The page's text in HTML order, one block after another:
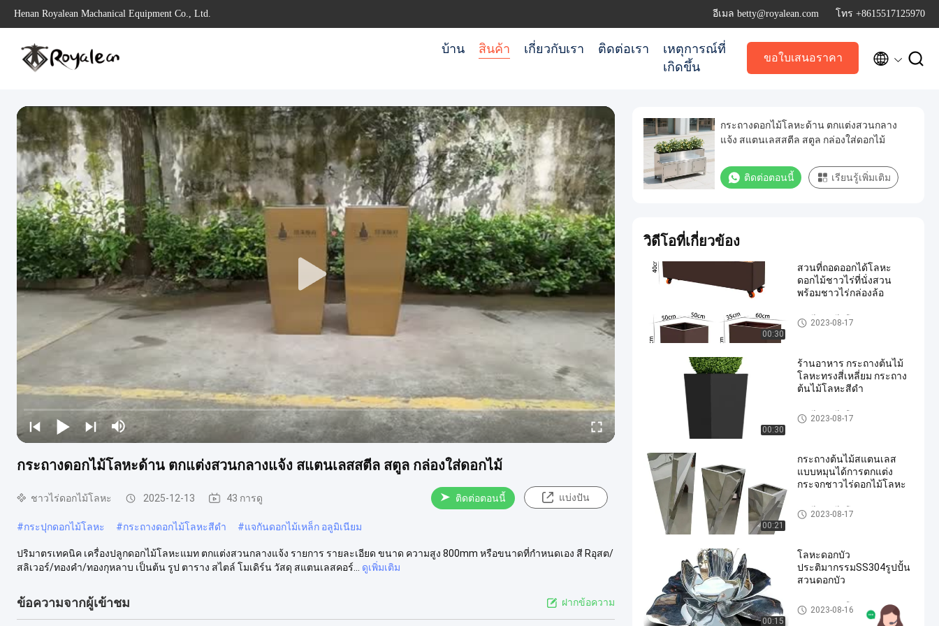
Henan Royalean Machanical Equipment Co., Ltd. อีเมล betty@royalean.com โทร +8615517125970
บ้าน สินค้า เกี่ยวกับเรา ติดต่อเรา
เหตุการณ์ที่
เกิดขึ้น
ขอใบเสนอราคา  
กระถางดอกไม้โลหะด้าน ตกแต่งสวนกลางแจ้ง สแตนเลสสตีล สตูล กล่องใส่ดอกไม้
ชาวไร่ดอกไม้โลหะ 2025-12-13 43 การดู ติดต่อตอนนี้ แบ่งปัน
#กระปุกดอกไม้โลหะ #กระถางดอกไม้โลหะสีดำ #แจกันดอกไม้เหล็ก อลูมิเนียม
ปริมาตรเทคนิค เครื่องปลูกดอกไม้โลหะแมท ตกแต่งสวนกลางแจ้ง รายการ รายละเอียด ขนาด ความสูง 800mm หรือขนาดที่กําหนดเอง สี Rอุสต/
สลิเวอร์/ทองคํา/ทองกุหลาบ เป็นต้น รูป ตาราง สไตล์ โมเดิร์น วัสดุ สแตนเลสคอร์...
ดูเพิ่มเติม
ข้อความจากผู้เข้าชม ฝากข้อความ
กระถางดอกไม้โลหะด้าน ตกแต่งสวนกลาง
แจ้ง สแตนเลสสตีล สตูล กล่องใส่ดอกไม้
ติดต่อตอนนี้ เรียนรู้เพิ่มเติม
วิดีโอที่เกี่ยวข้อง
00:30
สวนที่ถอดออกได้โลหะ
ดอกไม้ชาวไร่ที่นั่งสวน
พร้อมชาวไร่กล่องล้อ
ชาวไร่ดอกไม้โลหะ
2023-08-17
00:30
ร้านอาหาร กระถางต้นไม้
โลหะทรงสี่เหลี่ยม กระถาง
ต้นไม้โลหะสีดำ
ชาวไร่ดอกไม้โลหะ
2023-08-17
00:21
กระถางต้นไม้สแตนเลส
แบบหมุนได้การตกแต่ง
กระจกชาวไร่ดอกไม้โลหะ
ชาวไร่ดอกไม้โลหะ
2023-08-17
00:15
โลหะดอกบัว
ประติมากรรมSS304รูปปั้น
สวนดอกบัว
ประติมากรรมโลหะตกแต่ง
2023-08-16